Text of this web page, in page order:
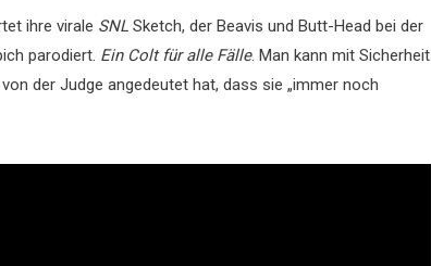
ihre virale SNL Sketch, der Beavis und Butt-Head bei der
parodiert. Ein Colt für alle Fälle. Man kann mit Sicherheit
der Judge angedeutet hat, dass sie „immer noch